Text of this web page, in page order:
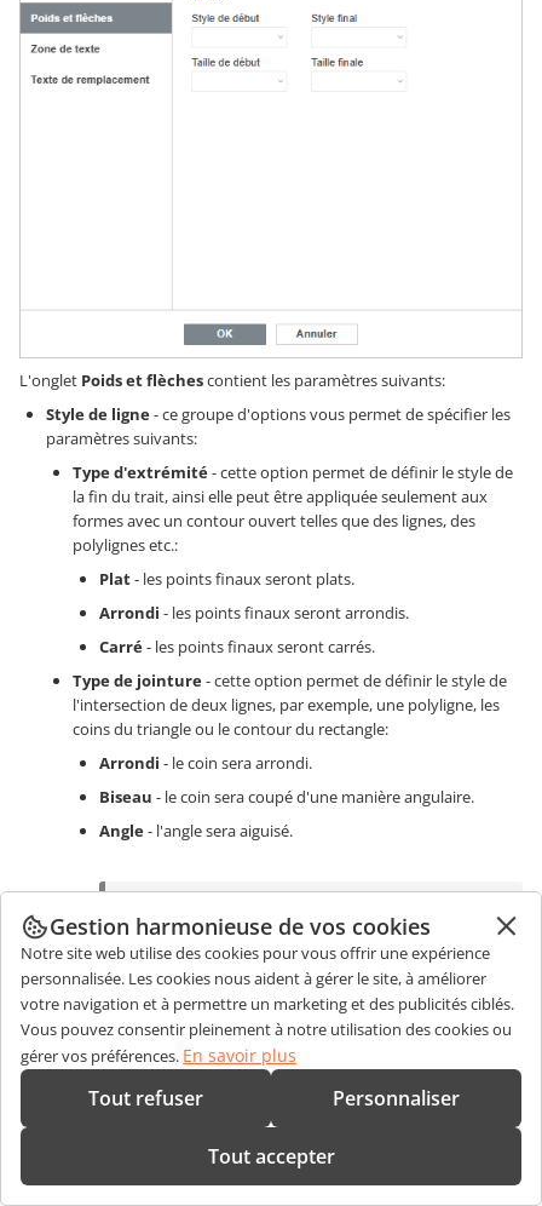
L'onglet Poids et flèchescontient les paramètres suivants:
Style de ligne- ce groupe d'options vous permet de spécifier les
paramètres suivants:
Type d'extrémité- cette option permet de définir le style de
la fin du trait, ainsi elle peut être appliquée seulement aux
formes avec un contour ouvert telles que des lignes, des
polylignes etc.:
Plat- les points finaux seront plats.
Arrondi - les points finaux seront arrondis.
Carré- les points finaux seront carrés.
Type de jointure- cette option permet de définir le style de
l'intersection de deux lignes, par exemple, une polyligne, les
coins du triangle ou le contour du rectangle:
Arrondi - le coin sera arrondi.
Biseau - le coin sera coupé d'une manière angulaire.
Angle- l'angle sera aiguisé.
L'effet sera plus visible si vous utilisez un contour
plus épais.
Flèches- ce groupe d'options est disponible pour les formes du
groupe
Lignes . Il est possible de définir le
de finet laTailledes flèches en sélectionnant l'option appropriée
de la liste déroulante.
Gestion harmonieuse de vos cookies
Notre site web utilise des cookies pour vous offrir une expérience
personnalisée. Les cookies nous aident à gérer le site, à améliorer
votre navigation et à permettre un marketing et des publicités ciblés.
Vous pouvez consentir pleinement à notre utilisation des cookies ou
gérer vos préférences. En savoir plus
Tout refuser Personnaliser
Tout accepter